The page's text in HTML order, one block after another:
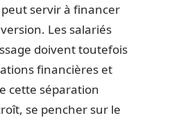
servir à financer
Les salariés
doivent toutefois
financières et
cette séparation
se pencher sur le